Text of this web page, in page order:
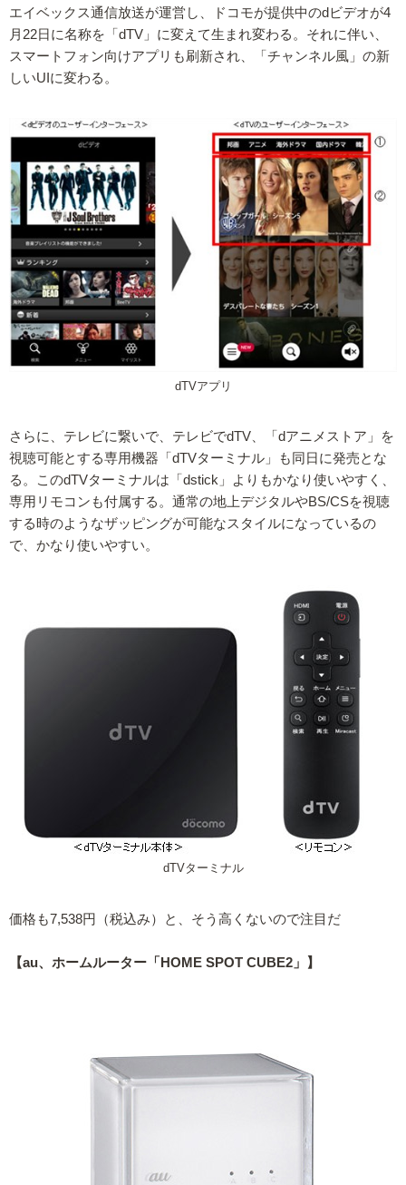
エイベックス通信放送が運営し、ドコモが提供中のdビデオが4
月22日に名称を「dTV」に変えて生まれ変わる。それに伴い、
スマートフォン向けアプリも刷新され、「チャンネル風」の新
しいUIに変わる。
dTVアプリ
さらに、テレビに繋いで、テレビでdTV、「dアニメストア」を
視聴可能とする専用機器「dTVターミナル」も同日に発売とな
る。このdTVターミナルは「dstick」よりもかなり使いやすく、
専用リモコンも付属する。通常の地上デジタルやBS/CSを視聴
する時のようなザッピングが可能なスタイルになっているの
で、かなり使いやすい。
dTVターミナル
価格も7,538円（税込み）と、そう高くないので注目だ
【au、ホームルーター「HOME SPOT CUBE2」】